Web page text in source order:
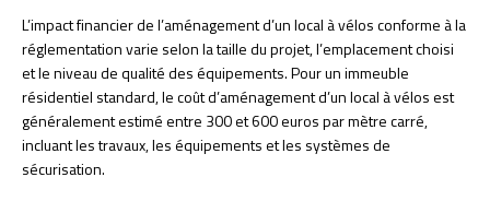
L’impact financier de l’aménagement d’un local à vélos conforme à la
réglementation varie selon la taille du projet, l’emplacement choisi
et le niveau de qualité des équipements. Pour un immeuble
résidentiel standard, le coût d’aménagement d’un local à vélos est
généralement estimé entre 300 et 600 euros par mètre carré,
incluant les travaux, les équipements et les systèmes de
sécurisation.